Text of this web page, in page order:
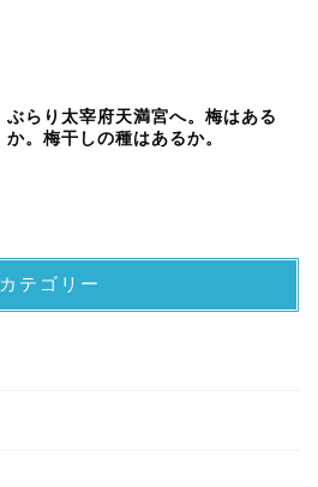
ぶらり太宰府天満宮へ。梅はある
か。梅干しの種はあるか。
カテゴリー